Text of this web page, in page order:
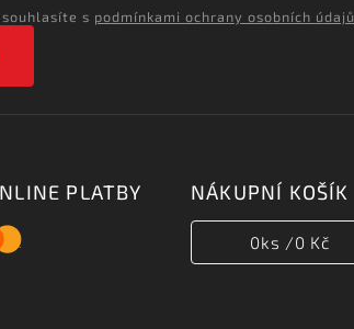
s podmínkami ochrany osobních údajů
PLATBY NÁKUPNÍ KOŠÍK
0ks /0 Kč